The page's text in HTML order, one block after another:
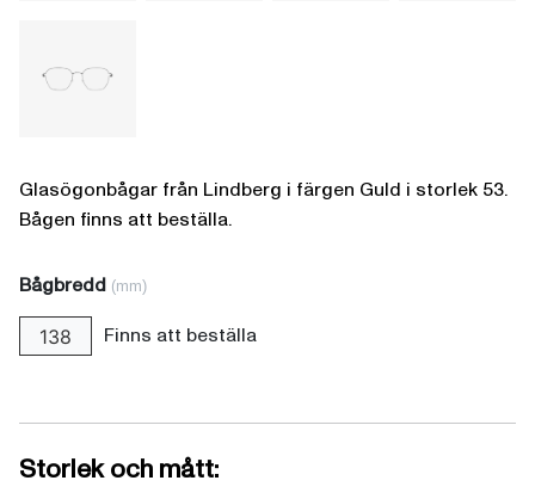
Glasögonbågar från Lindberg i färgen Guld i storlek 53.
Bågen finns att beställa.
Bågbredd (mm)
138 Finns att beställa
Storlek och mått: